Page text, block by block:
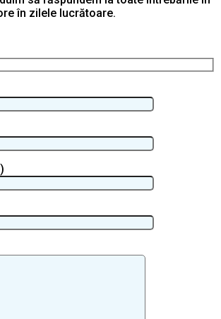
în zilele lucrătoare.